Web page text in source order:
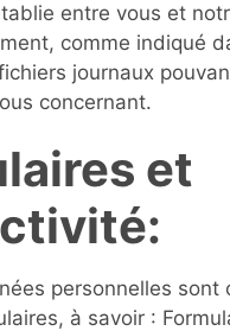
entre vous et
comme indiqué
journaux
concernant.
et
personnelles sont
à savoir :